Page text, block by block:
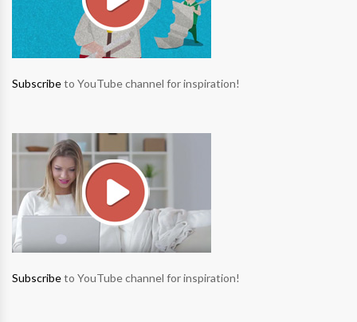
Subscribeto YouTube channel for inspiration!
Subscribeto YouTube channel for inspiration!